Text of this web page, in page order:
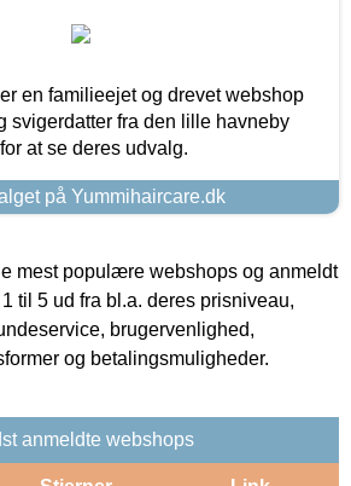
en familieejet og drevet webshop
svigerdatter fra den lille havneby
at se deres udvalg.
på Yummihaircare.dk
mest populære webshops og anmeldt
til 5 ud fra bl.a. deres prisniveau,
brugervenlighed,
og betalingsmuligheder.
anmeldte webshops